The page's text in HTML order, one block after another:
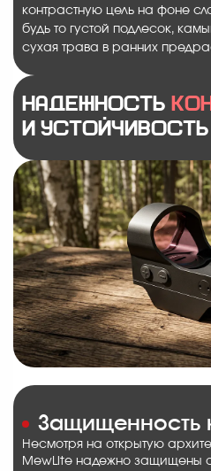
контрастную цель на фоне
будь то густой подлесок,
сухая трава в ранних
Надежность
и
Защищенность
Несмотря на открытую
MewLite надежно защищены